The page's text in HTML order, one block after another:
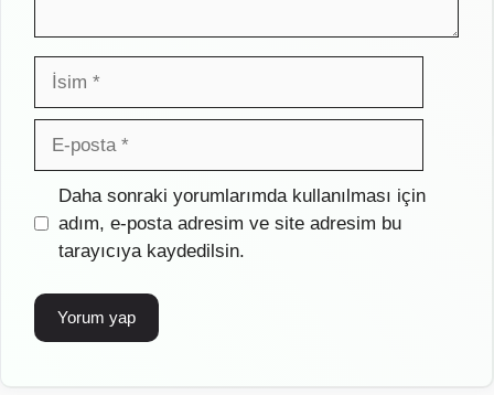
İsim
posta
İnternet
sitesi
Daha sonraki yorumlarımda kullanılması için
adım, e-posta adresim ve site adresim bu
tarayıcıya kaydedilsin.